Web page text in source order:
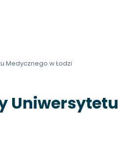
Medycznego w Łodzi
Uniwersytetu